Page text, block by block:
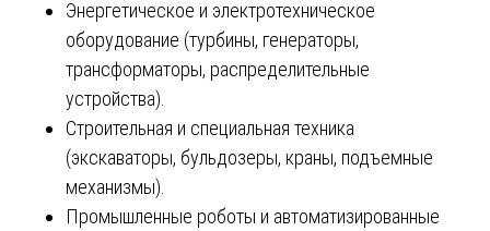
Энергетическое и электротехническое
оборудование (турбины, генераторы,
трансформаторы, распределительные
устройства).
Строительная и специальная техника
(экскаваторы, бульдозеры, краны, подъемные
механизмы).
Промышленные роботы и автоматизированные